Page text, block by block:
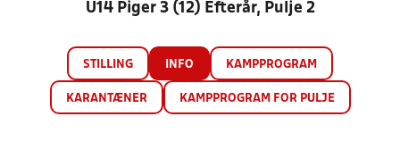
U14 Piger 3 (12) Efterår, Pulje 2
STILLING INFO KAMPPROGRAM
KARANTÆNER KAMPPROGRAM FOR PULJE